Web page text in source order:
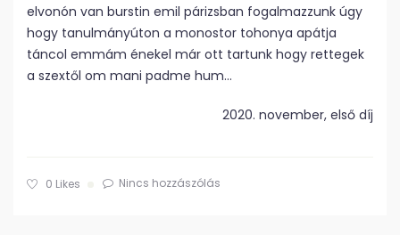
elvonón van burstin emil párizsban fogalmazzunk úgy
hogy tanulmányúton a monostor tohonya apátja
táncol emmám énekel már ott tartunk hogy rettegek
a szextől om mani padme hum…
2020. november, első díj
0 Likes Nincs hozzászólás